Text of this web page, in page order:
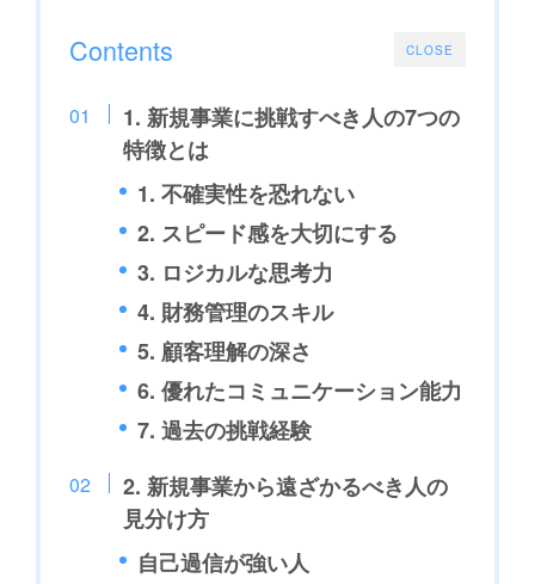
CLOSE
Contents
1. 新規事業に挑戦すべき人の7つの
特徴とは
1. 不確実性を恐れない
2. スピード感を大切にする
3. ロジカルな思考力
4. 財務管理のスキル
5. 顧客理解の深さ
6. 優れたコミュニケーション能力
7. 過去の挑戦経験
2. 新規事業から遠ざかるべき人の
見分け方
自己過信が強い人